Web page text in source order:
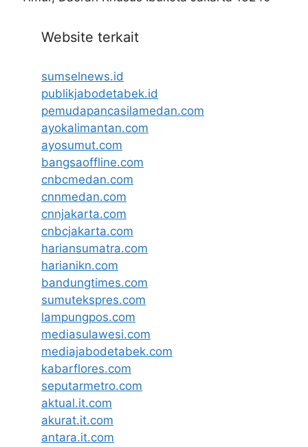
Website terkait
sumselnews.id
publikjabodetabek.id
pemudapancasilamedan.com
ayokalimantan.com
ayosumut.com
bangsaoffline.com
cnbcmedan.com
cnnmedan.com
cnnjakarta.com
cnbcjakarta.com
hariansumatra.com
harianikn.com
bandungtimes.com
sumutekspres.com
lampungpos.com
mediasulawesi.com
mediajabodetabek.com
kabarflores.com
seputarmetro.com
aktual.it.com
akurat.it.com
antara.it.com